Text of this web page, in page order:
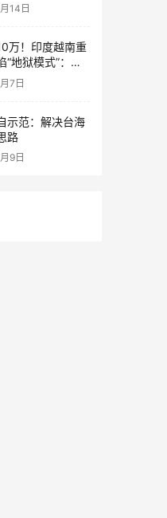
14日
万！印度越南重
“地狱模式”：中
底的历史红利，
不了
7日
示范：解决台海
路
9日